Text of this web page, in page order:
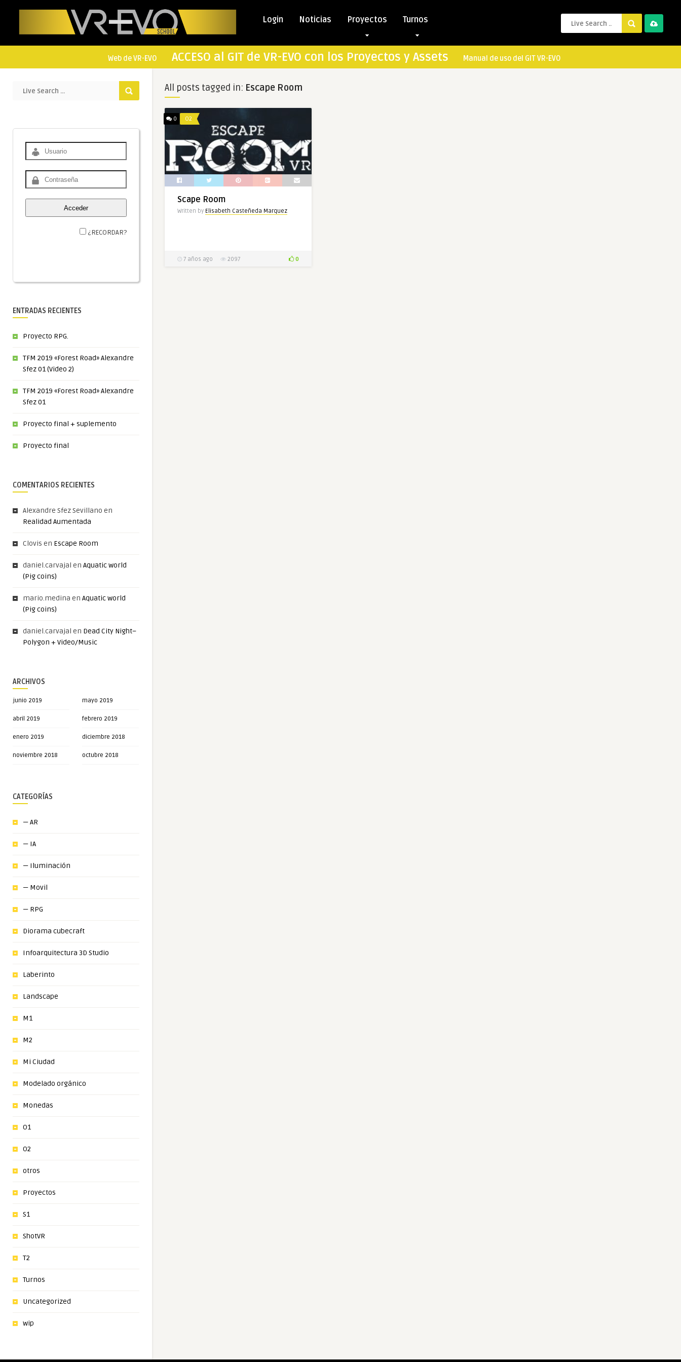
Login Noticias Proyectos Turnos
Web de VR-EVO ACCESO al GIT de VR-EVO con los Proyectos y Assets Manual de uso del GIT VR-EVO
¿RECORDAR?
ENTRADAS RECIENTES
Proyecto RPG.
TFM 2019 «Forest Road» Alexandre
Sfez 01 (Video 2)
TFM 2019 «Forest Road» Alexandre
Sfez 01
Proyecto final + suplemento
Proyecto final
COMENTARIOS RECIENTES
Alexandre Sfez Sevillano en
Realidad Aumentada
Clovis en Escape Room
daniel.carvajal en Aquatic world
(Pig coins)
mario.medina en Aquatic world
(Pig coins)
daniel.carvajal en Dead City Night–
Polygon + Video/Music
ARCHIVOS
junio 2019 mayo 2019
abril 2019 febrero 2019
enero 2019 diciembre 2018
noviembre 2018 octubre 2018
CATEGORÍAS
— AR
— IA
— Iluminación
— Movil
— RPG
Diorama cubecraft
Infoarquitectura 3D Studio
Laberinto
Landscape
M1
M2
Mi Ciudad
Modelado orgánico
Monedas
O1
O2
otros
Proyectos
S1
ShotVR
T2
Turnos
Uncategorized
wip
All posts tagged in: Escape Room
0 O2
Scape Room
Written by Elisabeth Casteñeda Marquez
7 años ago 2097 0